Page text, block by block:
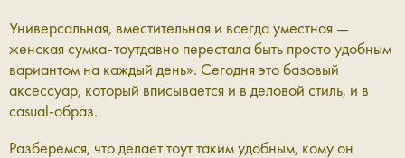
Универсальная, вместительная и всегда уместная —
женская сумка-тоутдавно перестала быть просто удобным
вариантом на каждый день». Сегодня это базовый
аксессуар, который вписывается и в деловой стиль, и в
casual-образ.
Разберемся, что делает тоут таким удобным, кому он